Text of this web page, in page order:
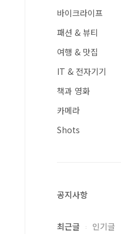
바이크라이프
패션 & 뷰티
여행 & 맛집
IT & 전자기기
책과 영화
카메라
Shots
공지사항
최근글 인기글